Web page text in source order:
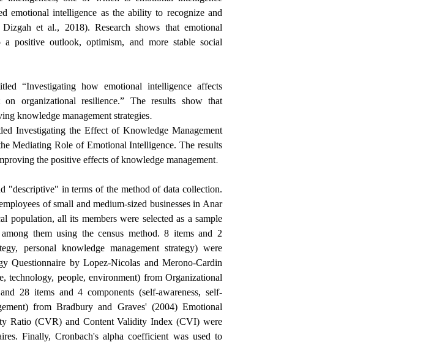
emotional intelligence as the ability to recognize and
et al., 2018). Research shows that emotional
positive outlook, optimism, and more stable social
“Investigating how emotional intelligence affects
organizational resilience.” The results show that
knowledge management strategies.
Investigating the Effect of Knowledge Management
Mediating Role of Emotional Intelligence. The results
the positive effects of knowledge management.
"descriptive" in terms of the method of data collection.
of small and medium-sized businesses in Anar
population, all its members were selected as a sample
them using the census method. 8 items and 2
personal knowledge management strategy) were
Questionnaire by Lopez-Nicolas and Merono-Cardin
technology, people, environment) from Organizational
28 items and 4 components (self-awareness, self-
from Bradbury and Graves' (2004) Emotional
Ratio (CVR) and Content Validity Index (CVI) were
Finally, Cronbach's alpha coefficient was used to